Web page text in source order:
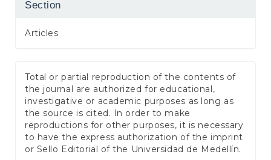
Section
Articles
Total or partial reproduction of the contents of
the journal are authorized for educational,
investigative or academic purposes as long as
the source is cited. In order to make
reproductions for other purposes, it is necessary
to have the express authorization of the imprint
or Sello Editorial of the Universidad de Medellín.